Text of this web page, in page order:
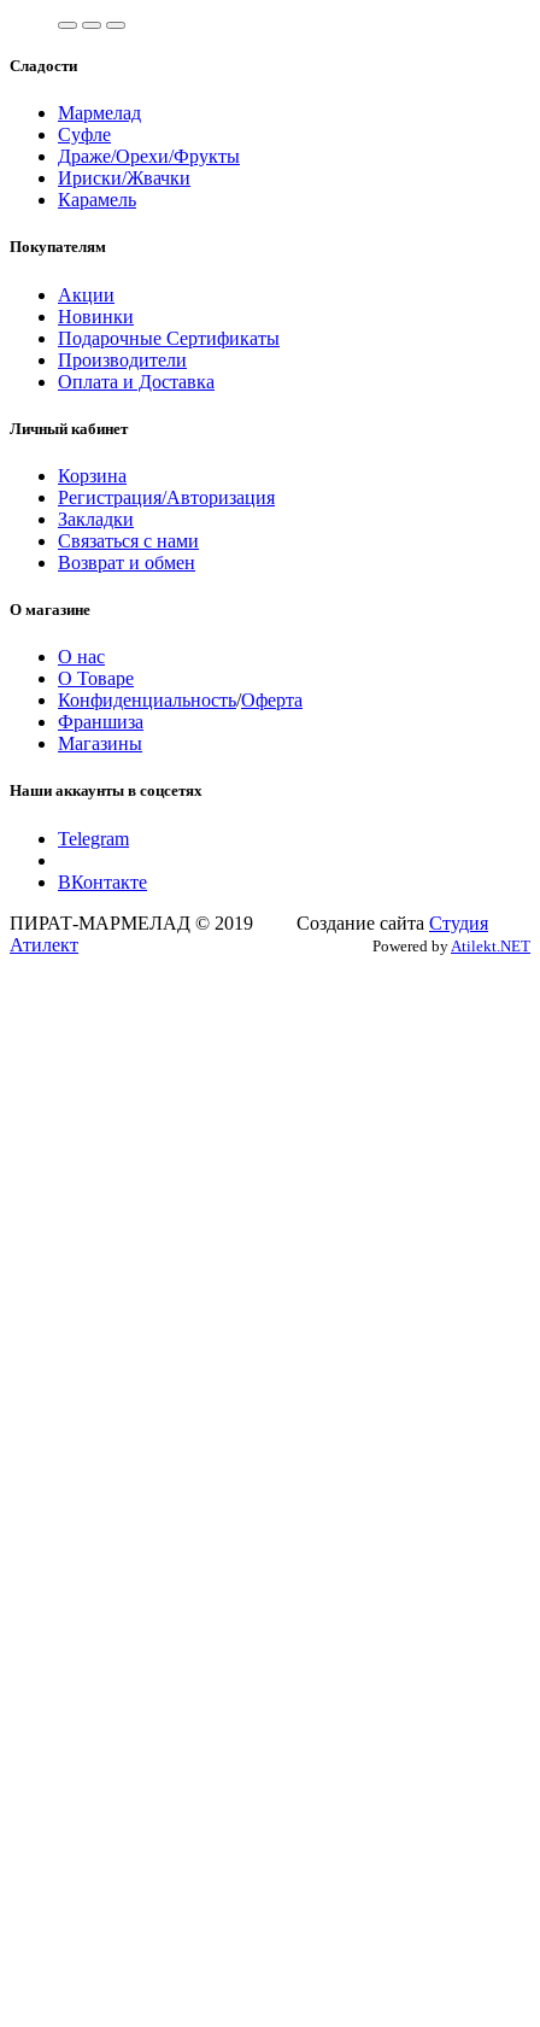
Сладости
Мармелад
Суфле
Драже/Орехи/Фрукты
Ириски/Жвачки
Карамель
Покупателям
Акции
Новинки
Подарочные Сертификаты
Производители
Оплата и Доставка
Личный кабинет
Корзина
Регистрация/Авторизация
Закладки
Связаться с нами
Возврат и обмен
О магазине
О нас
О Товаре
Конфиденциальность/Оферта
Франшиза
Магазины
Наши аккаунты в соцсетях
Telegram
ВКонтакте
ПИРАТ-МАРМЕЛАД © 2019 Создание сайта Студия
Атилект
Powered by Atilekt.NET